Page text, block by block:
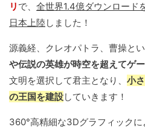
リ で、 全世界1.4億ダウンロード
日本上陸 しました！
源義経、クレオパトラ、曹操とい
や伝説の英雄が時空を超えてゲ
文明を選択して君主となり、 小
の王国を建設していきます！
360°高精細な3Dグラフィック